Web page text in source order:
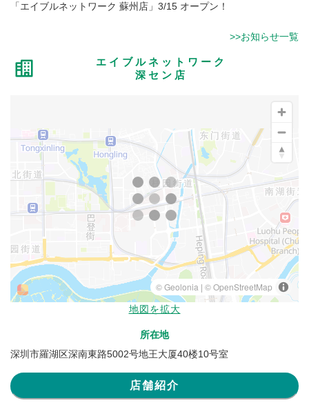
「エイブルネットワーク 蘇州店」3/15 オープン！
>>お知らせ一覧
エイブルネットワーク
深セン店
地図を拡大
所在地
深圳市羅湖区深南東路5002号地王大厦40楼10号室
店舗紹介